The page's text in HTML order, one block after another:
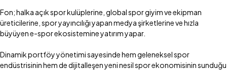
Fon; halka açık spor kulüplerine, global spor giyim ve ekipman
üreticilerine, spor yayıncılığı yapan medya şirketlerine ve hızla
büyüyen e-spor ekosistemine yatırım yapar.
Dinamik portföy yönetimi sayesinde hem geleneksel spor
endüstrisinin hem de dijitalleşen yeni nesil spor ekonomisinin sunduğu